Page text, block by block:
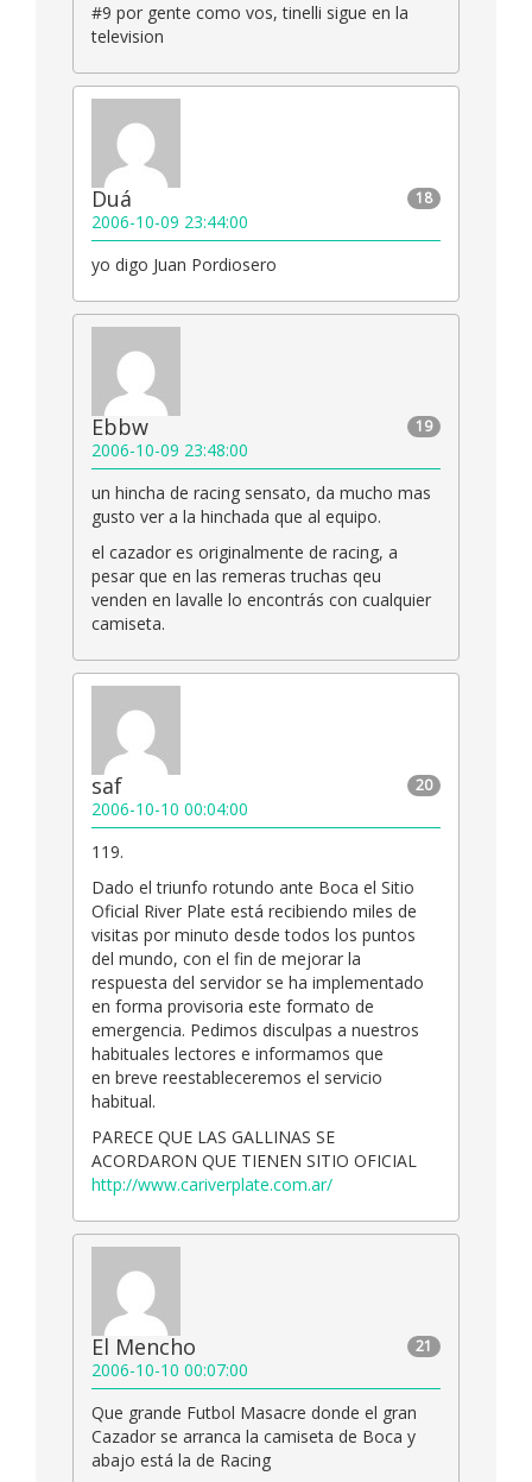
#9 por gente como vos, tinelli sigue en la
television
18
Duá
2006-10-09 23:44:00
yo digo Juan Pordiosero
19
Ebbw
2006-10-09 23:48:00
un hincha de racing sensato, da mucho mas
gusto ver a la hinchada que al equipo.
el cazador es originalmente de racing, a
pesar que en las remeras truchas qeu
venden en lavalle lo encontrás con cualquier
camiseta.
20
saf
2006-10-10 00:04:00
119.
Dado el triunfo rotundo ante Boca el Sitio
Oficial River Plate está recibiendo miles de
visitas por minuto desde todos los puntos
del mundo, con el fin de mejorar la
respuesta del servidor se ha implementado
en forma provisoria este formato de
emergencia. Pedimos disculpas a nuestros
habituales lectores e informamos que
en breve reestableceremos el servicio
habitual.
PARECE QUE LAS GALLINAS SE
ACORDARON QUE TIENEN SITIO OFICIAL
http://www.cariverplate.com.ar/
21
El Mencho
2006-10-10 00:07:00
Que grande Futbol Masacre donde el gran
Cazador se arranca la camiseta de Boca y
abajo está la de Racing